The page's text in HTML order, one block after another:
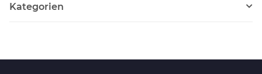
Kategorien